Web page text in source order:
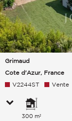
Grimaud
Cote d'Azur, France
V2244ST Vente
300 m²